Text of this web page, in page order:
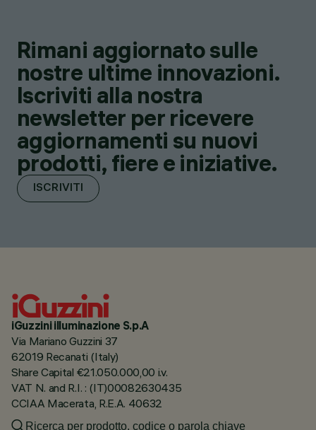
Rimani aggiornato sulle
nostre ultime innovazioni.
Iscriviti alla nostra
newsletter per ricevere
aggiornamenti su nuovi
prodotti, fiere e iniziative.
ISCRIVITI
iGuzzini illuminazione S.p.A
Via Mariano Guzzini 37
62019 Recanati (Italy)
Share Capital €21.050.000,00 i.v.
VAT N. and R.I. : (IT)00082630435
CCIAA Macerata, R.E.A. 40632